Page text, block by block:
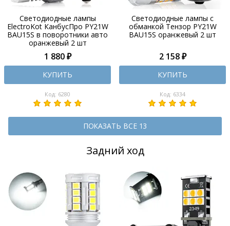
Светодиодные лампы
ElectroKot КанбусПро PY21W
BAU15S в поворотники авто
оранжевый 2 шт
1 880 ₽
КУПИТЬ
Код: 6280
Светодиодные лампы с
обманкой Тензор PY21W
BAU15S оранжевый 2 шт
2 158 ₽
КУПИТЬ
Код: 6334
ПОКАЗАТЬ ВСЕ 13
Задний ход